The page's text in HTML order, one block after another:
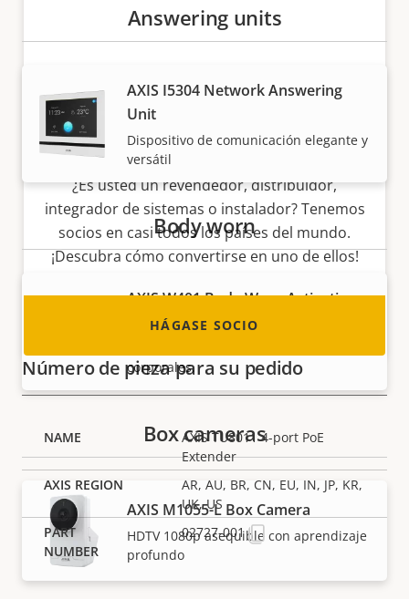
Answering units
AXIS I5304 Network Answering
Unit
Dispositivo de comunicación elegante y
versátil
Body worn
AXIS W401 Body Worn Activation
corporales.
Box cameras
AXIS M1055-L Box Camera
HDTV 1080p asequible con aprendizaje
profundo
Hágase socio
¿Es usted un revendedor, distribuidor,
integrador de sistemas o instalador? Tenemos
socios en casi todos los países del mundo.
¡Descubra cómo convertirse en uno de ellos!
HÁGASE SOCIO
Número de pieza para su pedido
AXIS TU8011 4-port PoE
Extender
AR, AU, BR, CN, EU, IN, JP, KR,
UK, US
02727-001